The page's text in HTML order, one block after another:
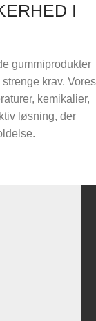
I
gummiprodukter
krav. Vores
kemikalier,
løsning, der